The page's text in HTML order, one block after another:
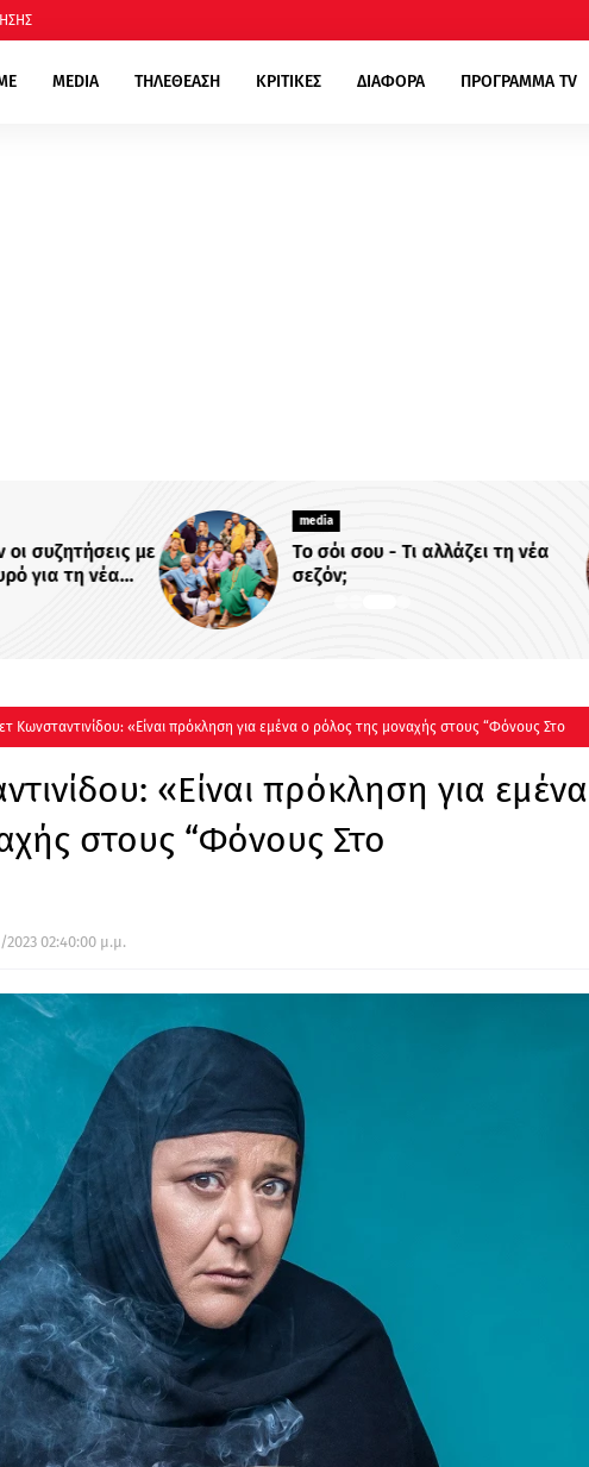
MEDIA ΤΗΛΕΘΕΑΣΗ ΚΡΙΤΙΚΕΣ ΔΙΑΦΟΡΑ ΠΡΟΓΡΑΜΜΑ TV
συζητήσεις με
για τη νέα
media
Το σόι σου - Τι αλλάζει τη νέα
σεζόν;
Κωνσταντινίδου: «Είναι πρόκληση για εμένα ο ρόλος της μοναχής στους “Φόνους Στο
«Είναι πρόκληση για εμένα
στους “Φόνους Στο
02:40:00 μ.μ.